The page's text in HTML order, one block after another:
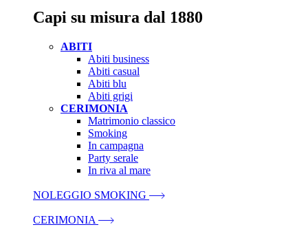
Capi su misura dal 1880
ABITI
Abiti business
Abiti casual
Abiti blu
Abiti grigi
CERIMONIA
Matrimonio classico
Smoking
In campagna
Party serale
In riva al mare
NOLEGGIO SMOKING
CERIMONIA